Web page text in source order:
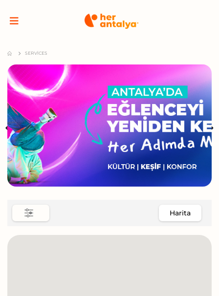
SERVICES
Harita